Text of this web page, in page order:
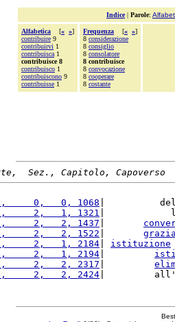
Indice| Parole:
Alfabetica [« »]
contribuire 9
contribuirvi 1
contribuisca 1
contribuisce 8
contribuisco 1
contribuiscono 9
contribuisse 1
Frequenza [« »]
8 considerazione
8 consiglio
8 consolatore
8 contribuisce
8 convocazione
8 cooperare
8 costante
Sez., Capitolo, Capoverso
0,   0, 1068
|
2,   1, 1321
|
2,   2, 1437
2,   2, 1522
grazia
2,   1, 2184
istituzione
2,   1, 2194
2,   2, 2317
2,   2, 2424
|         all'